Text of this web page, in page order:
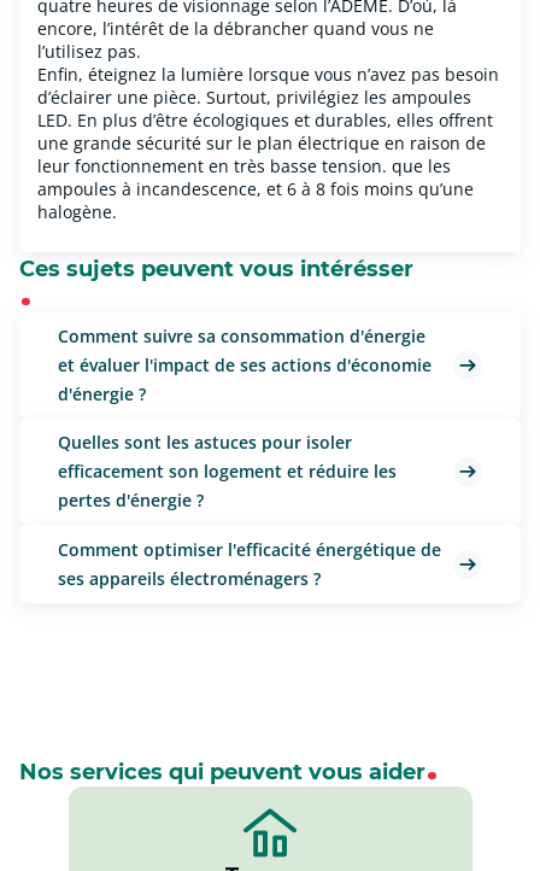
quatre heures de visionnage selon l’ADEME. D’où, là
encore, l’intérêt de la débrancher quand vous ne
l’utilisez pas.
Enfin, éteignez la lumière lorsque vous n’avez pas besoin
d’éclairer une pièce. Surtout, privilégiez les ampoules
LED. En plus d’être écologiques et durables, elles offrent
une grande sécurité sur le plan électrique en raison de
leur fonctionnement en très basse tension. que les
ampoules à incandescence, et 6 à 8 fois moins qu’une
halogène.
Ces sujets peuvent vous intérésser
Comment suivre sa consommation d'énergie
et évaluer l'impact de ses actions d'économie
d'énergie ?
Quelles sont les astuces pour isoler
efficacement son logement et réduire les
pertes d'énergie ?
Comment optimiser l'efficacité énergétique de
ses appareils électroménagers ?
Nos services qui peuvent vous aider